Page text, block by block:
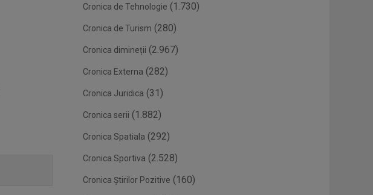
Cronica de Tehnologie (1.730)
Cronica de Turism (280)
Cronica dimineții (2.967)
Cronica Externa (282)
Cronica Juridica (31)
Cronica serii (1.882)
Cronica Spatiala (292)
Cronica Sportiva (2.528)
Cronica Știrilor Pozitive (160)